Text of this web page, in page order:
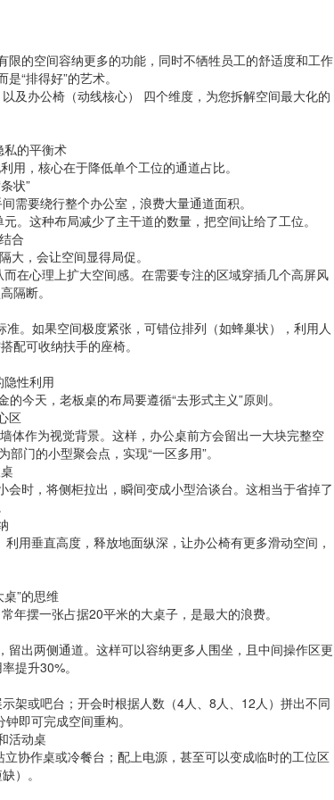
的空间容纳更多的功能，同时不牺牲员工的舒适度和工作
“排得好”的艺术。
及办公椅（动线核心） 四个维度，为您拆解空间最大化的
私的平衡术
用，核心在于降低单个工位的通道占比。
状”
需要绕行整个办公室，浪费大量通道面积。
。这种布局减少了主干道的数量，把空间让给了工位。
合
大，会让空间显得局促。
在心理上扩大空间感。在需要专注的区域穿插几个高屏风
隔断。
。如果空间极度紧张，可错位排列（如蜂巢状），利用人
配可收纳扶手的座椅。
性利用
今天，老板桌的布局要遵循“去形式主义”原则。
区
体作为视觉背景。这样，办公桌前方会留出一大块完整空
门的小型聚会点，实现“一区多用”。
时，将侧柜拉出，瞬间变成小型洽谈台。这相当于省掉了
用垂直高度，释放地面纵深，让办公椅有更多滑动空间，
”的思维
年摆一张占据20平米的大桌子，是最大的浪费。
出两侧通道。这样可以容纳更多人围坐，且中间操作区更
提升30%。
架或吧台；开会时根据人数（4人、8人、12人）拼出不同
即可完成空间重构。
活动桌
协作桌或冷餐台；配上电源，甚至可以变成临时的工位区
）。